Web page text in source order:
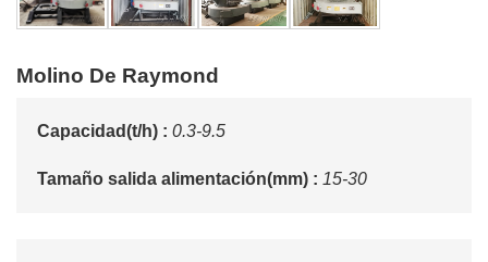
Molino De Raymond
Capacidad(t/h) :0.3-9.5
Tamaño salida alimentación(mm) : 15-30